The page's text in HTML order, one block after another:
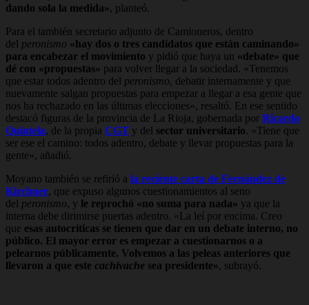
dando sola la medida», planteó.
Para el también secretario adjunto de Camioneros, dentro
del peronismo «hay dos o tres candidatos que están caminando»
para encabezar el movimiento y pidió que haya un «debate» que
dé con «propuestas» para volver llegar a la sociedad. «Tenemos
que estar todos adentro del peronismo, debatir internamente y que
nuevamente salgan propuestas para empezar a llegar a esa gente que
nos ha rechazado en las últimas elecciones», resaltó. En ese sentido
destacó figuras de la provincia de La Rioja, gobernada por Ricardo
Quintela, de la propia CGT y del sector universitario. «Tiene que
ser ese el camino: todos adentro, debate y llevar propuestas para la
gente», añadió.
Moyano también se refirió a la reciente carta de Fernández de
Kirchner, que expuso algunos cuestionamientos al seno
del peronismo, y le reprochó «no suma para nada» ya que la
interna debe dirimirse puertas adentro. «La leí por encima. Creo
que esas autocríticas se tienen que dar en un debate interno, no
público. El mayor error es empezar a cuestionarnos o a
pelearnos públicamente. Volvemos a las peleas anteriores que
llevaron a que este cachivache sea presidente», subrayó.